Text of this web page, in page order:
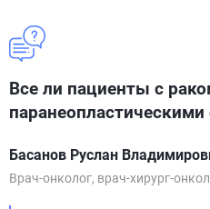
Все ли пациенты с
Басанов Руслан
Врач-онколог, врач-хирург-